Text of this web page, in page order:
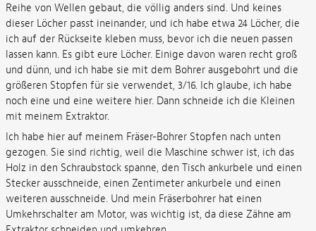
Reihe von Wellen gebaut, die völlig anders sind. Und keines
dieser Löcher passt ineinander, und ich habe etwa 24 Löcher, die
ich auf der Rückseite kleben muss, bevor ich die neuen passen
lassen kann. Es gibt eure Löcher. Einige davon waren recht groß
und dünn, und ich habe sie mit dem Bohrer ausgebohrt und die
größeren Stopfen für sie verwendet, 3/16. Ich glaube, ich habe
noch eine und eine weitere hier. Dann schneide ich die Kleinen
mit meinem Extraktor.
Ich habe hier auf meinem Fräser-Bohrer Stopfen nach unten
gezogen. Sie sind richtig, weil die Maschine schwer ist, ich das
Holz in den Schraubstock spanne, den Tisch ankurbele und einen
Stecker ausschneide, einen Zentimeter ankurbele und einen
weiteren ausschneide. Und mein Fräserbohrer hat einen
Umkehrschalter am Motor, was wichtig ist, da diese Zähne am